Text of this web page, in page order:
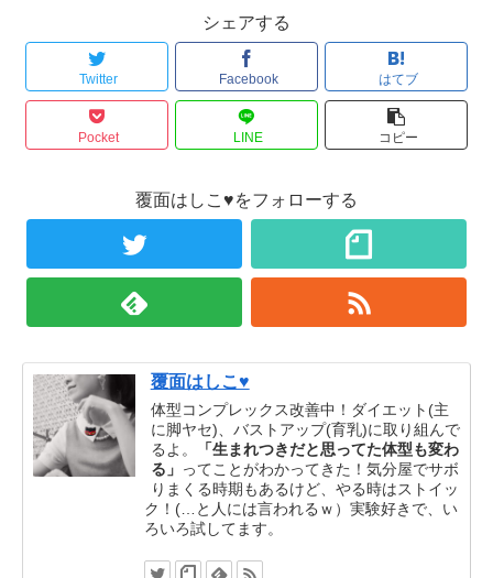
シェアする
Twitter Facebook はてブ
Pocket LINE コピー
覆面はしこ♥をフォローする
覆面はしこ♥
体型コンプレックス改善中！ダイエット(主
に脚ヤセ)、バストアップ(育乳)に取り組んで
るよ。
「生まれつきだと思ってた体型も変わ
る」 ってことがわかってきた！気分屋でサボ
りまくる時期もあるけど、やる時はストイッ
ク！(…と人には言われるｗ）実験好きで、い
ろいろ試してます。